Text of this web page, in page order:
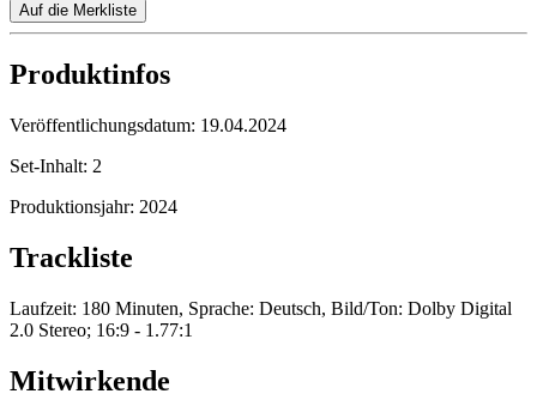
Auf die Merkliste
Produktinfos
Veröffentlichungsdatum: 19.04.2024
Set-Inhalt: 2
Produktionsjahr: 2024
Trackliste
Laufzeit: 180 Minuten, Sprache: Deutsch, Bild/Ton: Dolby Digital
2.0 Stereo; 16:9 - 1.77:1
Mitwirkende